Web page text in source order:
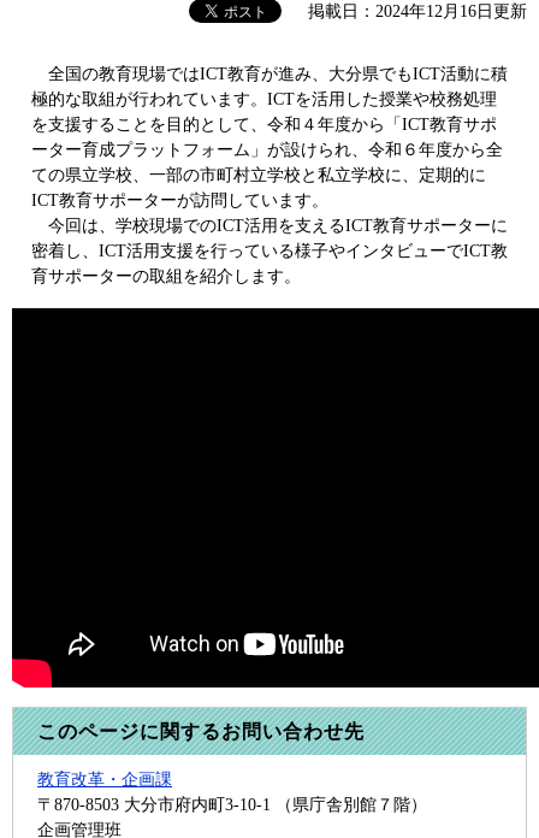
掲載日：2024年12月16日更新
全国の教育現場ではICT教育が進み、大分県でもICT活動に積
極的な取組が行われています。ICTを活用した授業や校務処理
を支援することを目的として、令和４年度から「ICT教育サポ
ーター育成プラットフォーム」が設けられ、令和６年度から全
ての県立学校、一部の市町村立学校と私立学校に、定期的に
ICT教育サポーターが訪問しています。
今回は、学校現場でのICT活用を支えるICT教育サポーターに
密着し、ICT活用支援を行っている様子やインタビューでICT教
育サポーターの取組を紹介します。
このページに関するお問い合わせ先
教育改革・企画課
〒870-8503 大分市府内町3-10-1 （県庁舎別館７階）
企画管理班